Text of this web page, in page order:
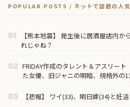
POPULAR POSTS / ネットで話題の人
01
【熊本地震】 発生後に居酒屋店内
れじゃね？
02 FRIDAY作成のタレント＆アスリー
た女優、旧ジャニの明暗、規格外の
03 【悲報】 ワイ(33)、明日嫁(34)と妊